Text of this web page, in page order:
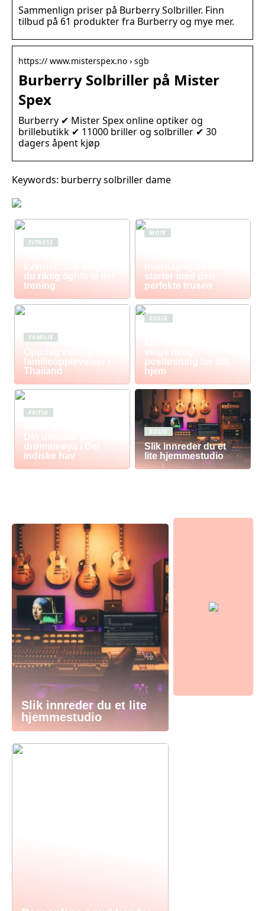
Sammenlign priser på Burberry Solbriller. Finn
tilbud på 61 produkter fra Burberry og mye mer.
https:// www.misterspex.no › sgb
Burberry Solbriller på Mister
Spex
Burberry ✔ Mister Spex online optiker og
brillebutikk ✔ 11000 briller og solbriller ✔ 30
dagers åpent kjøp
Keywords: burberry solbriller dame
FITNESS
kvinner: Slik velger
du riktig tights til din
trening
MOTE
hverdagsgarderoben
starter med den
perfekte trusen
FAMILIE
Oppdag eventyrlige
familieopplevelser i
Thailand
BOLIG
velge riktig
postløsning for ditt
hjem
FRITID
Din ultimate guide til
drømmeøya i Det
indiske hav
BOLIG
Slik innreder du et
lite hjemmestudio
Slik innreder du et lite
hjemmestudio